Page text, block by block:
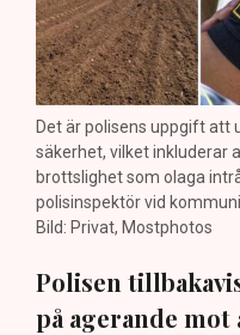
Det är polisens uppgift att
säkerhet, vilket inkluderar
brottslighet som olaga
polisinspektör vid
Bild: Privat, Mostphotos
Polisen
på agerande